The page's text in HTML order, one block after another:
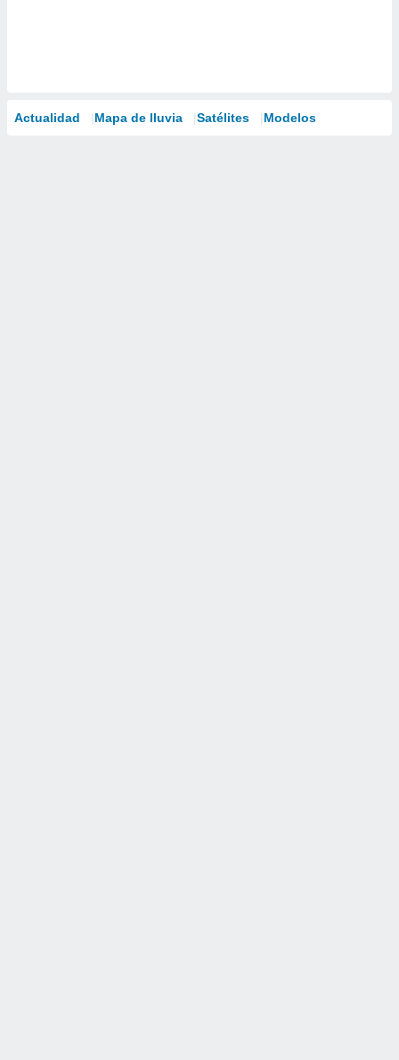
Actualidad Mapa de lluvia Satélites Modelos